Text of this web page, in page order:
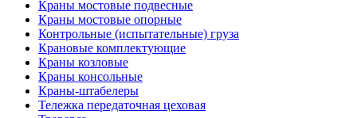
Краны мостовые подвесные
Краны мостовые опорные
Контрольные (испытательные) груза
Крановые комплектующие
Краны козловые
Краны консольные
Краны-штабелеры
Тележка передаточная цеховая